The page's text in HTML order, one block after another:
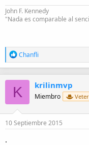
John F. Kennedy
"Nada es comparable al
R
e
a
c
c
i
o
n
s
Chanfli
K krilinmvp
Miembro
10 Septiembre 2015
.